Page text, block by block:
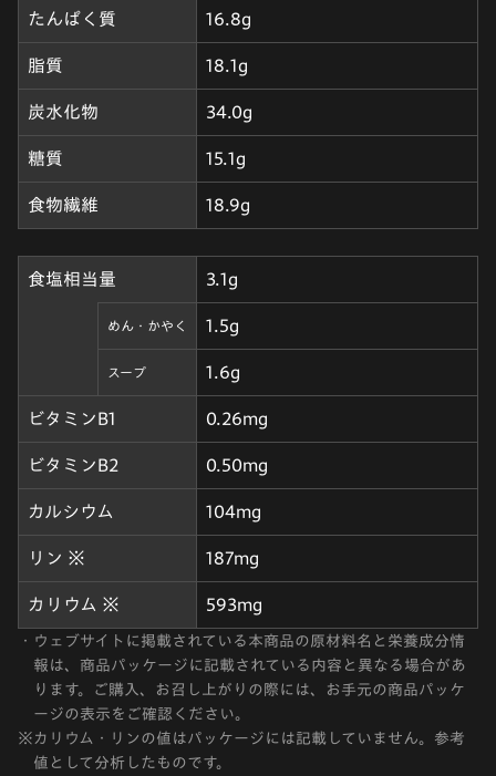
たんぱく質 16.8g
脂質 18.1g
炭水化物 34.0g
糖質 15.1g
食物繊維 18.9g
食塩相当量 3.1g
めん・かやく 1.5g
スープ 1.6g
ビタミンB1 0.26mg
ビタミンB2 0.50mg
カルシウム 104mg
リン ※ 187mg
カリウム ※ 593mg
・ ウェブサイトに掲載されている本商品の原材料名と栄養成分情
報は、商品パッケージに記載されている内容と異なる場合があ
ります。ご購入、お召し上がりの際には、お手元の商品パッケ
ージの表示をご確認ください。
※ カリウム・リンの値はパッケージには記載していません。参考
値として分析したものです。